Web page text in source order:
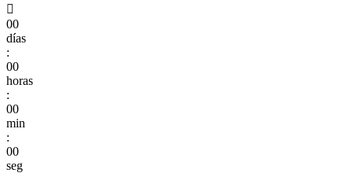

00
días
:
00
horas
:
00
min
:
00
seg